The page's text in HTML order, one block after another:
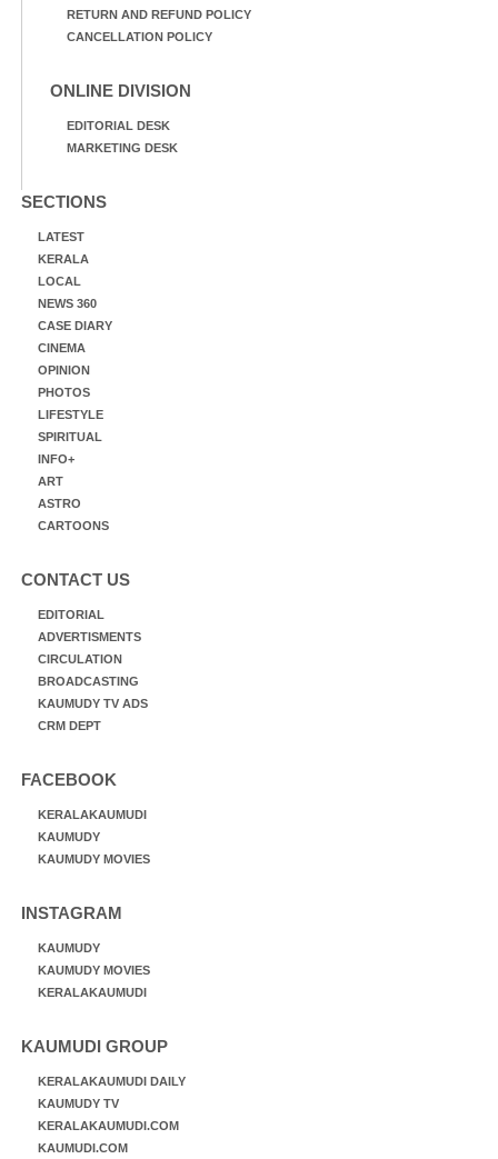
RETURN AND REFUND POLICY
CANCELLATION POLICY
ONLINE DIVISION
EDITORIAL DESK
MARKETING DESK
SECTIONS
LATEST
KERALA
LOCAL
NEWS 360
CASE DIARY
CINEMA
OPINION
PHOTOS
LIFESTYLE
SPIRITUAL
INFO+
ART
ASTRO
CARTOONS
CONTACT US
EDITORIAL
ADVERTISMENTS
CIRCULATION
BROADCASTING
KAUMUDY TV ADS
CRM DEPT
FACEBOOK
KERALAKAUMUDI
KAUMUDY
KAUMUDY MOVIES
INSTAGRAM
KAUMUDY
KAUMUDY MOVIES
KERALAKAUMUDI
KAUMUDI GROUP
KERALAKAUMUDI DAILY
KAUMUDY TV
KERALAKAUMUDI.COM
KAUMUDI.COM